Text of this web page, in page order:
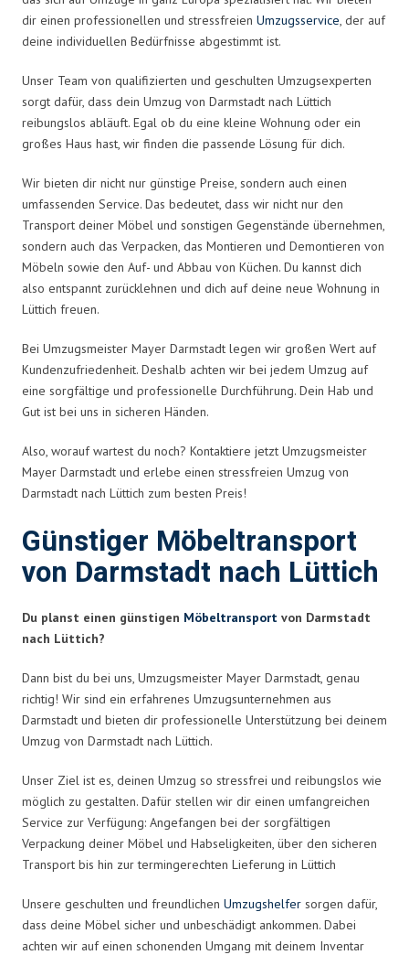
dir einen professionellen und stressfreien Umzugsservice, der auf
deine individuellen Bedürfnisse abgestimmt ist.
Unser Team von qualifizierten und geschulten Umzugsexperten
sorgt dafür, dass dein Umzug von Darmstadt nach Lüttich
reibungslos abläuft. Egal ob du eine kleine Wohnung oder ein
großes Haus hast, wir finden die passende Lösung für dich.
Wir bieten dir nicht nur günstige Preise, sondern auch einen
umfassenden Service. Das bedeutet, dass wir nicht nur den
Transport deiner Möbel und sonstigen Gegenstände übernehmen,
sondern auch das Verpacken, das Montieren und Demontieren von
Möbeln sowie den Auf- und Abbau von Küchen. Du kannst dich
also entspannt zurücklehnen und dich auf deine neue Wohnung in
Lüttich freuen.
Bei Umzugsmeister Mayer Darmstadt legen wir großen Wert auf
Kundenzufriedenheit. Deshalb achten wir bei jedem Umzug auf
eine sorgfältige und professionelle Durchführung. Dein Hab und
Gut ist bei uns in sicheren Händen.
Also, worauf wartest du noch? Kontaktiere jetzt Umzugsmeister
Mayer Darmstadt und erlebe einen stressfreien Umzug von
Darmstadt nach Lüttich zum besten Preis!
Günstiger Möbeltransport
von Darmstadt nach Lüttich
Du planst einen günstigen Möbeltransport von Darmstadt
nach Lüttich?
Dann bist du bei uns, Umzugsmeister Mayer Darmstadt, genau
richtig! Wir sind ein erfahrenes Umzugsunternehmen aus
Darmstadt und bieten dir professionelle Unterstützung bei deinem
Umzug von Darmstadt nach Lüttich.
Unser Ziel ist es, deinen Umzug so stressfrei und reibungslos wie
möglich zu gestalten. Dafür stellen wir dir einen umfangreichen
Service zur Verfügung: Angefangen bei der sorgfältigen
Verpackung deiner Möbel und Habseligkeiten, über den sicheren
Transport bis hin zur termingerechten Lieferung in Lüttich
Unsere geschulten und freundlichen Umzugshelfer sorgen dafür,
dass deine Möbel sicher und unbeschädigt ankommen. Dabei
achten wir auf einen schonenden Umgang mit deinem Inventar